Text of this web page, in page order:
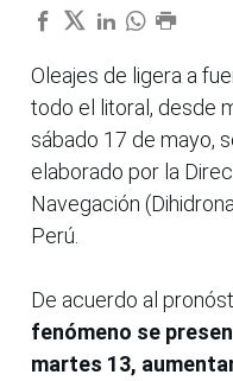
Oleajes de ligera a
todo el litoral, desde
sábado 17 de mayo,
elaborado por la
Navegación
Perú.
De acuerdo al
fenómeno se
martes 13,